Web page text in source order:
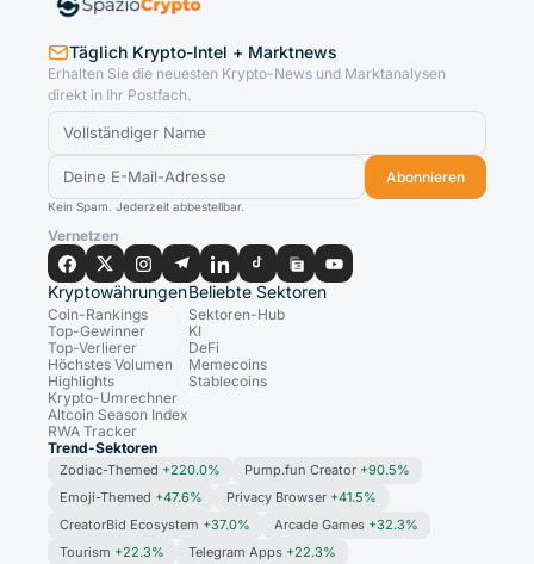
Täglich Krypto-Intel + Marktnews
Erhalten Sie die neuesten Krypto-News und Marktanalysen
direkt in Ihr Postfach.
Abonnieren
Kein Spam. Jederzeit abbestellbar.
Vernetzen
Kryptowährungen
Coin-Rankings
Top-Gewinner
Top-Verlierer
Höchstes Volumen
Highlights
Krypto-Umrechner
Altcoin Season Index
RWA Tracker
Beliebte Sektoren
Sektoren-Hub
KI
DeFi
Memecoins
Stablecoins
Trend-Sektoren
Zodiac-Themed +220.0% Pump.fun Creator +90.5%
Emoji-Themed +47.6% Privacy Browser +41.5%
CreatorBid Ecosystem +37.0% Arcade Games +32.3%
Tourism +22.3% Telegram Apps +22.3%